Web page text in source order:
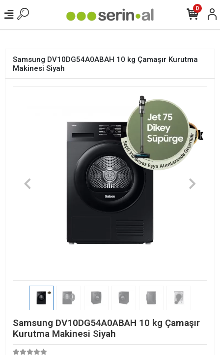
0
Samsung DV10DG54A0ABAH 10 kg Çamaşır Kurutma
Makinesi Siyah
Samsung DV10DG54A0ABAH 10 kg Çamaşır
Kurutma Makinesi Siyah